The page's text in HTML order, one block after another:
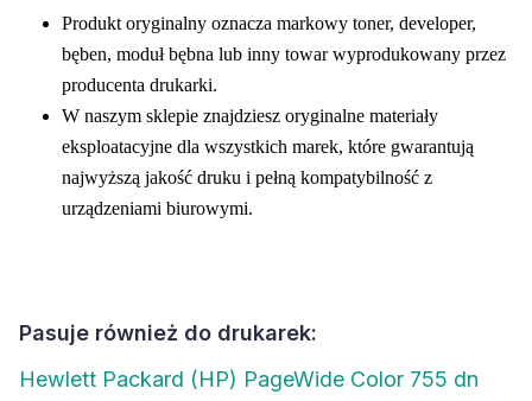
Produkt oryginalny oznacza markowy toner, developer,
bęben, moduł bębna lub inny towar wyprodukowany przez
producenta drukarki.
W naszym sklepie znajdziesz oryginalne materiały
eksploatacyjne dla wszystkich marek, które gwarantują
najwyższą jakość druku i pełną kompatybilność z
urządzeniami biurowymi.
Pasuje również do drukarek:
Hewlett Packard (HP) PageWide Color 755 dn